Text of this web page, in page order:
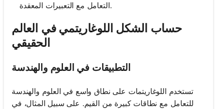
التعامل مع التعبيرات المعقدة.
حساب الشكل اللوغاريتمي في العالم
الحقيقي
التطبيقات في العلوم والهندسة
تستخدم اللوغاريتمات على نطاق واسع في العلوم والهندسة
للتعامل مع نطاقات كبيرة من القيم. على سبيل المثال، في